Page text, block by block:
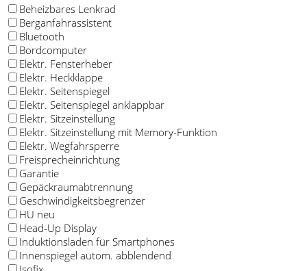
Beheizbares Lenkrad
Berganfahrassistent
Bluetooth
Bordcomputer
Elektr. Fensterheber
Elektr. Heckklappe
Elektr. Seitenspiegel
Elektr. Seitenspiegel anklappbar
Elektr. Sitzeinstellung
Elektr. Sitzeinstellung mit Memory-Funktion
Elektr. Wegfahrsperre
Freisprecheinrichtung
Garantie
Gepäckraumabtrennung
Geschwindigkeitsbegrenzer
HU neu
Head-Up Display
Induktionsladen für Smartphones
Innenspiegel autom. abblendend